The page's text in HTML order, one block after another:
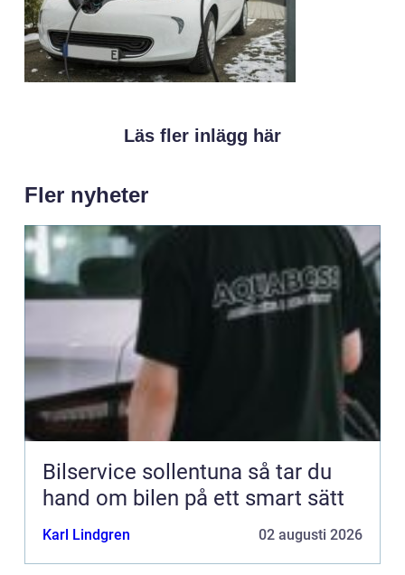
Läs fler inlägg här
Fler nyheter
Bilservice sollentuna så tar du
hand om bilen på ett smart sätt
Karl Lindgren 02 augusti 2026